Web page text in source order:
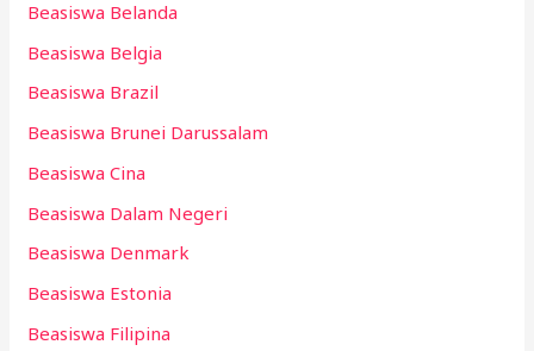
Beasiswa Belanda
Beasiswa Belgia
Beasiswa Brazil
Beasiswa Brunei Darussalam
Beasiswa Cina
Beasiswa Dalam Negeri
Beasiswa Denmark
Beasiswa Estonia
Beasiswa Filipina